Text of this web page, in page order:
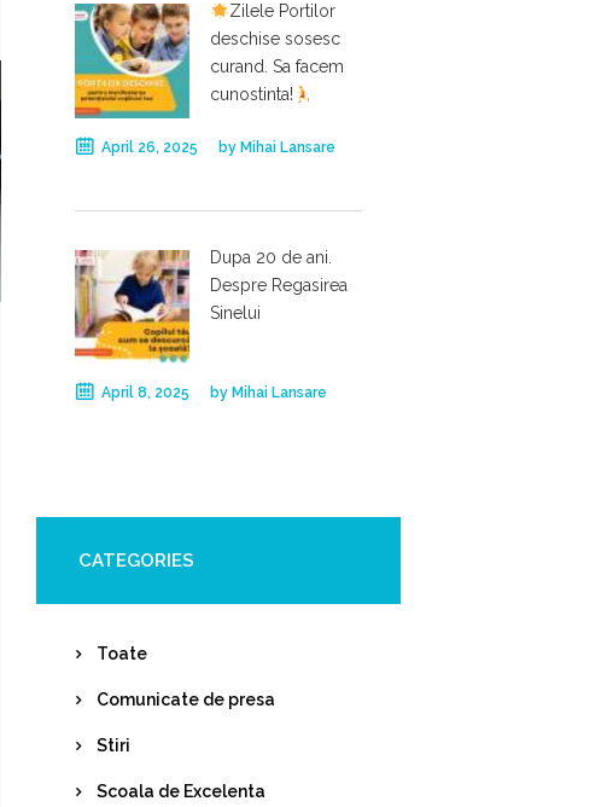
Zilele Portilor
deschise sosesc
curand. Sa facem
cunostinta!
April 26, 2025 by Mihai Lansare
Dupa 20 de ani.
Despre Regasirea
Sinelui
April 8, 2025 by Mihai Lansare
CATEGORIES
Toate
Comunicate de presa
Stiri
Scoala de Excelenta